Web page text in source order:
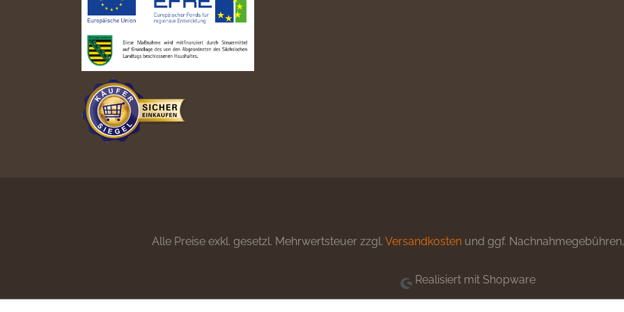
Alle Preise exkl. gesetzl. Mehrwertsteuer zzgl. Versandkosten und ggf.
Realisiert mit Shopware